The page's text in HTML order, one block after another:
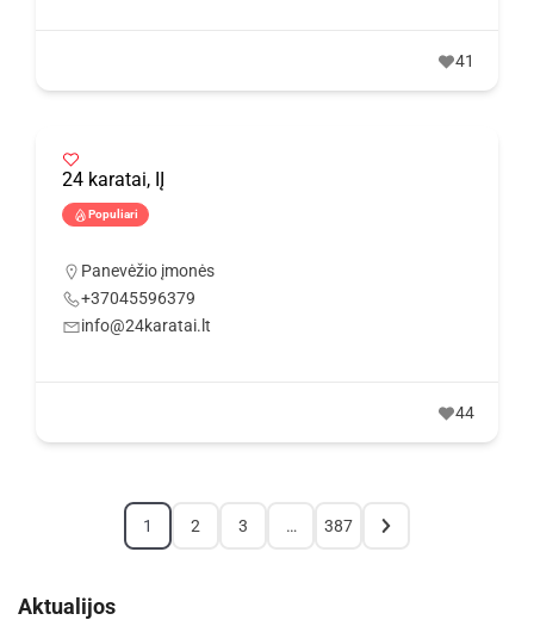
41
24 karatai, IĮ
Populiari
Panevėžio įmonės
+37045596379
info@24karatai.lt
44
1 2 3 … 387
Aktualijos